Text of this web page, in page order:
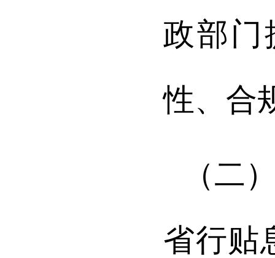
政部门
性、合
（二
省行贴